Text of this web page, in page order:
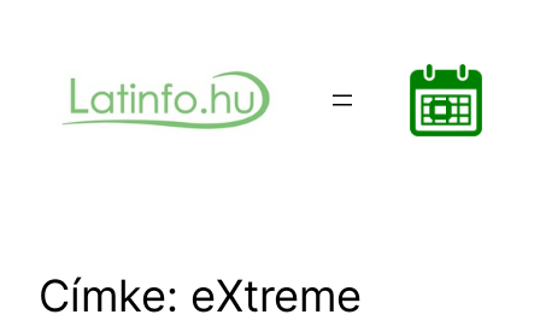
tartalomhoz
Címke: eXtreme